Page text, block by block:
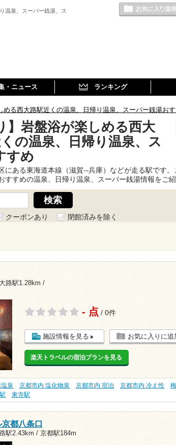
温泉、スーパー銭湯、ス
・ニュース ランキング
める西大路駅近くの温泉、日帰り温泉、スーパー銭湯お
】岩盤浴が楽しめる西大
の温泉、日帰り温泉、ス
すめ
にある東海道本線（滋賀--兵庫）などが走る駅です
すすめの温泉、日帰り温泉、スーパー銭湯情報をご紹
クーポンあり
閉館済みを除く
路駅1.28km /
- 点 / 0件
施設情報を見る お気に入りに追
楽天トラベルの宿泊プランを見る
泉 京都市内 塩化物泉 京都市内 宿泊 京都市内 冷え性
東寺駅
都八条口
駅2.43km / 京都駅184m